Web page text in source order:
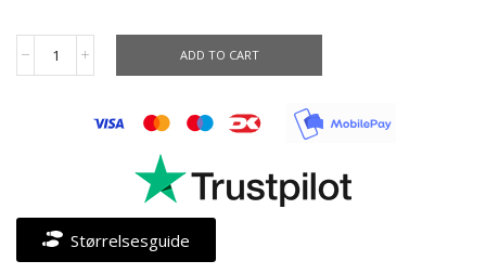
ADD TO CART
Størrelsesguide